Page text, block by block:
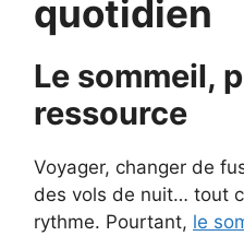
quotidien
Le sommeil,
ressource
Voyager, changer de
des vols de nuit… tout
rythme. Pourtant, le